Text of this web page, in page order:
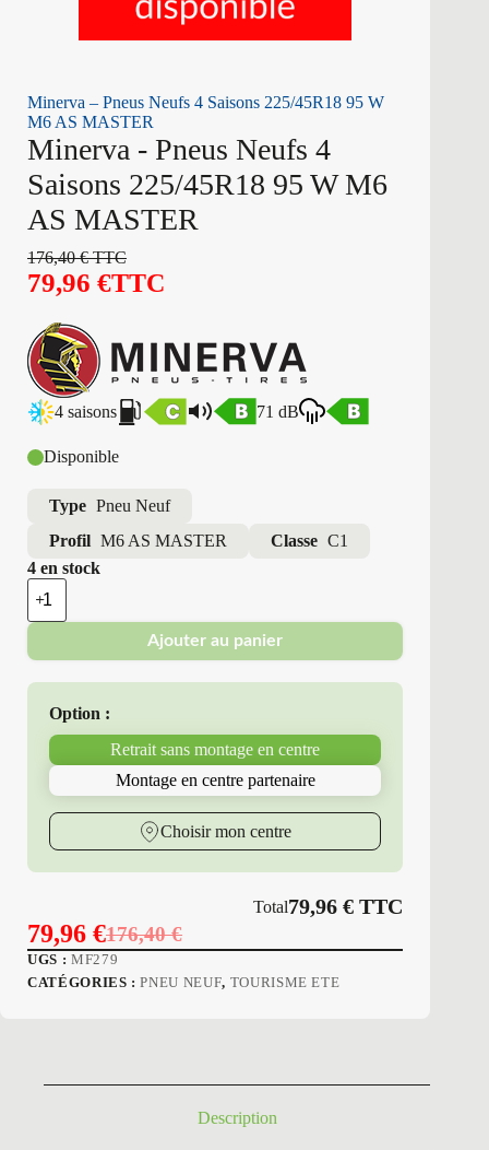
Minerva – Pneus Neufs 4 Saisons 225/45R18 95 W
M6 AS MASTER
Minerva - Pneus Neufs 4
Saisons 225/45R18 95 W M6
AS MASTER
176,40€TTC
79,96 €TTC
4 saisons 71 dB
Disponible
Type Pneu Neuf
Profil M6 AS MASTER Classe C1
4 en stock
quantité
de
Minerva
Pneus
Neufs
Saisons
225/45R18
Ajouter au panier
Option :
Retrait sans montage en centre
Montage en centre partenaire
Choisir mon centre
Total79,96€ TTC
176,40€
Le
prix
79,96 €Le
prix
UGS : MF279
CATÉGORIES :PNEU NEUF, TOURISME ETE
Description